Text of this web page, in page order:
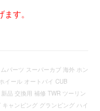
す。
パーツ スーパーカブ 海外 ホン
イール オートバイ CUB
品 交換用 補修 TWR ツーリン
ャンピング グランピング ハイ